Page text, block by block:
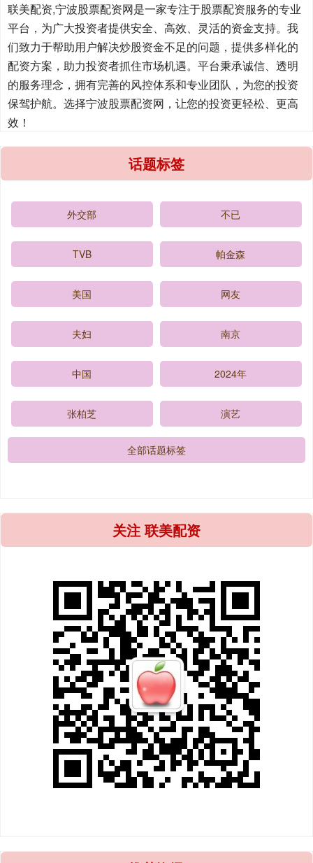
联美配资,宁波股票配资网是一家专注于股票配资服务的专业
平台，为广大投资者提供安全、高效、灵活的资金支持。我
们致力于帮助用户解决炒股资金不足的问题，提供多样化的
配资方案，助力投资者抓住市场机遇。平台秉承诚信、透明
的服务理念，拥有完善的风控体系和专业团队，为您的投资
保驾护航。选择宁波股票配资网，让您的投资更轻松、更高
效！
话题标签
外交部 不已
TVB 帕金森
美国 网友
夫妇 南京
中国 2024年
张柏芝 演艺
全部话题标签
关注 联美配资